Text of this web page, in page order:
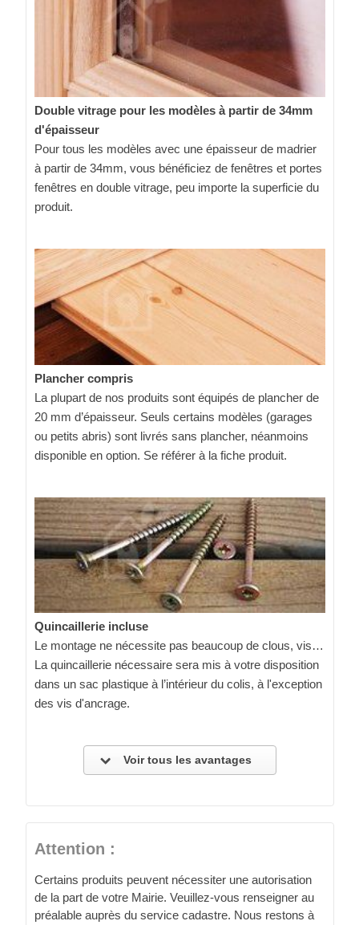
Double vitrage pour les modèles à partir de 34mm
d'épaisseur
Pour tous les modèles avec une épaisseur de madrier
à partir de 34mm, vous bénéficiez de fenêtres et portes
fenêtres en double vitrage, peu importe la superficie du
produit.
Plancher compris
La plupart de nos produits sont équipés de plancher de
20 mm d’épaisseur. Seuls certains modèles (garages
ou petits abris) sont livrés sans plancher, néanmoins
disponible en option. Se référer à la fiche produit.
Quincaillerie incluse
Le montage ne nécessite pas beaucoup de clous, vis…
La quincaillerie nécessaire sera mis à votre disposition
dans un sac plastique à l’intérieur du colis, à l'exception
des vis d'ancrage.
Voir tous les avantages
Attention :
Certains produits peuvent nécessiter une autorisation
de la part de votre Mairie. Veuillez-vous renseigner au
préalable auprès du service cadastre. Nous restons à